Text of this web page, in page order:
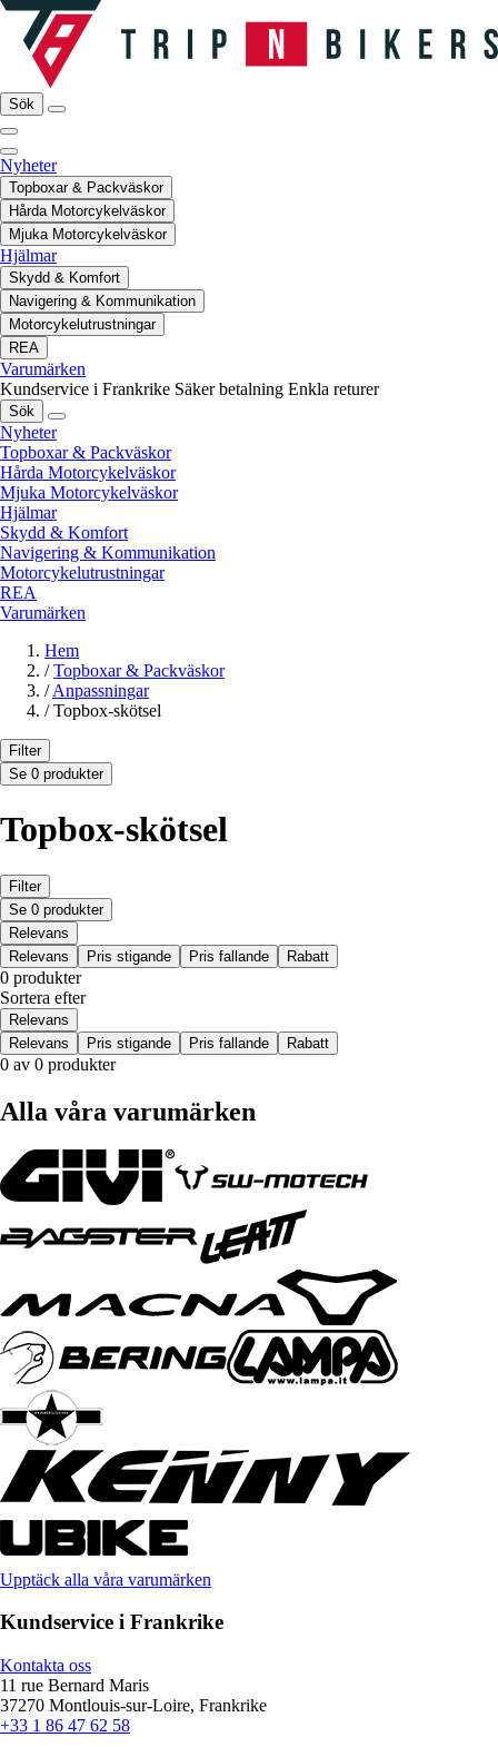
Sök
Nyheter
Topboxar & Packväskor
Hårda Motorcykelväskor
Mjuka Motorcykelväskor
Hjälmar
Skydd & Komfort
Navigering & Kommunikation
Motorcykelutrustningar
REA
Varumärken
Kundservice i Frankrike Säker betalning Enkla returer
Sök
Nyheter
Topboxar & Packväskor
Hårda Motorcykelväskor
Mjuka Motorcykelväskor
Hjälmar
Skydd & Komfort
Navigering & Kommunikation
Motorcykelutrustningar
REA
Varumärken
Hem
/ Topboxar & Packväskor
/ Anpassningar
/ Topbox-skötsel
Filter
Se 0 produkter
Topbox-skötsel
Filter
Se 0 produkter
Relevans
Relevans
Pris stigande Pris fallande Rabatt
0 produkter
Sortera efter
Relevans
Relevans
Pris stigande Pris fallande Rabatt
0 av 0 produkter
Alla våra varumärken
Upptäck alla våra varumärken
Kundservice i Frankrike
Kontakta oss
11 rue Bernard Maris
37270 Montlouis-sur-Loire, Frankrike
+33 1 86 47 62 58